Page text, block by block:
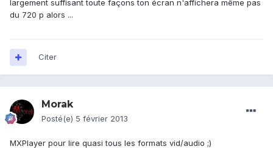
largement suffisant toute façons ton écran n'affichera même pas
du 720 p alors ...
Citer
Morak
Posté(e) 5 février 2013
MXPlayer pour lire quasi tous les formats vid/audio ;)